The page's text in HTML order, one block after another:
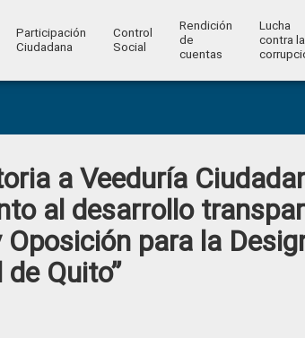
Participación
Ciudadana
Control
Social
Rendición
de
cuentas
Lucha
contra la
a Veeduría
al desarrollo
para la
Quito”